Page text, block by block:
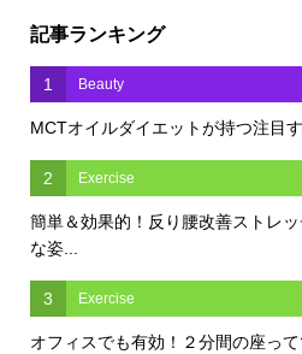
記事ランキング
1 Beauty
MCTオイルダイエットが持つ注目
2 Exercise
簡単＆効果的！反り腰改善ストレ
な姿...
3 Exercise
オフィスでも有効！２分間の座っ